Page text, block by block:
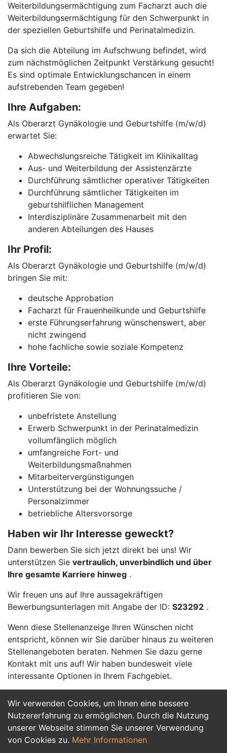
Wir verwenden Cookies, um Ihnen eine bessere
Nutzererfahrung zu ermöglichen. Durch die Nutzung
unserer Webseite stimmen Sie unserer Verwendung
von Cookies zu. Mehr Informationen
Weiterbildungsermächtigung zum Facharzt auch die
Weiterbildungsermächtigung für den Schwerpunkt in
der speziellen Geburtshilfe und Perinatalmedizin.
Da sich die Abteilung im Aufschwung befindet, wird
zum nächstmöglichen Zeitpunkt Verstärkung gesucht!
Es sind optimale Entwicklungschancen in einem
aufstrebenden Team gegeben!
Ihre Aufgaben:
Als Oberarzt Gynäkologie und Geburtshilfe (m/w/d)
erwartet Sie:
Abwechslungsreiche Tätigkeit im Klinikalltag
Aus- und Weiterbildung der Assistenzärzte
Durchführung sämtlicher operativer Tätigkeiten
Durchführung sämtlicher Tätigkeiten im
geburtshilflichen Management
Interdisziplinäre Zusammenarbeit mit den
anderen Abteilungen des Hauses
Ihr Profil:
Als Oberarzt Gynäkologie und Geburtshilfe (m/w/d)
bringen Sie mit:
deutsche Approbation
Facharzt für Frauenheilkunde und Geburtshilfe
erste Führungserfahrung wünschenswert, aber
nicht zwingend
hohe fachliche sowie soziale Kompetenz
Ihre Vorteile:
Als Oberarzt Gynäkologie und Geburtshilfe (m/w/d)
profitieren Sie von:
unbefristete Anstellung
Erwerb Schwerpunkt in der Perinatalmedizin
vollumfänglich möglich
umfangreiche Fort- und
Weiterbildungsmaßnahmen
Mitarbeitervergünstigungen
Unterstützung bei der Wohnungssuche /
Personalzimmer
betriebliche Altersvorsorge
Haben wir Ihr Interesse geweckt?
Dann bewerben Sie sich jetzt direkt bei uns! Wir
unterstützen Sie vertraulich, unverbindlich und über
Ihre gesamte Karriere hinweg .
Wir freuen uns auf Ihre aussagekräftigen
Bewerbungsunterlagen mit Angabe der ID: S23292 .
Wenn diese Stellenanzeige Ihren Wünschen nicht
entspricht, können wir Sie darüber hinaus zu weiteren
Stellenangeboten beraten. Nehmen Sie dazu gerne
Kontakt mit uns auf! Wir haben bundesweit viele
interessante Optionen in Ihrem Fachgebiet.
Jetzt Bewerben